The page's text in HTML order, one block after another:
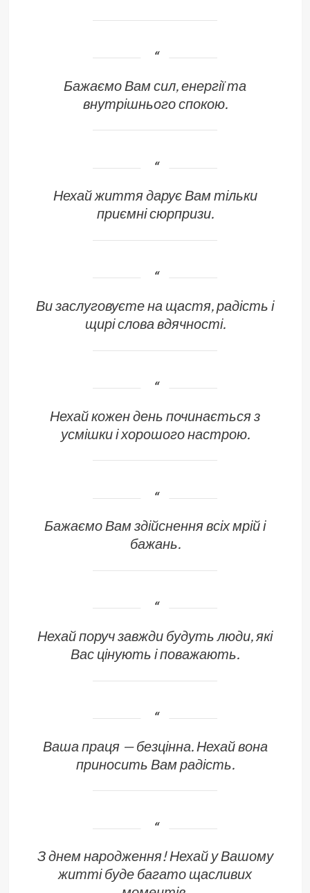
Бажаємо Вам сил, енергії та
внутрішнього спокою.
Нехай життя дарує Вам тільки
приємні сюрпризи.
Ви заслуговуєте на щастя, радість і
щирі слова вдячності.
Нехай кожен день починається з
усмішки і хорошого настрою.
Бажаємо Вам здійснення всіх мрій і
бажань.
Нехай поруч завжди будуть люди, які
Вас цінують і поважають.
Ваша праця — безцінна. Нехай вона
приносить Вам радість.
З днем народження! Нехай у Вашому
житті буде багато щасливих